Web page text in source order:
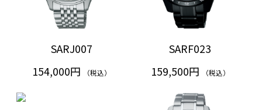
SARJ007
154,000円
（税込）
SARF023
159,500円
（税込）